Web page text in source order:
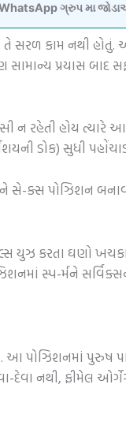
WhatsApp ગ્રુપ મા
સરળ કામ નથી
પ્રયાસ બાદ
ન રહેતી હોય
ડોક) સુધી
સે-ક્સ પોઝિશન
યુઝ કરતા ઘણો
સ્પ-ર્મને
પોઝિશનમાં પુરુષ
નથી, ફીમેલ